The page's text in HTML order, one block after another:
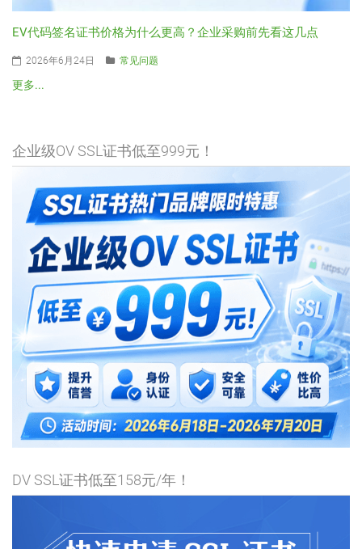
EV代码签名证书价格为什么更高？企业采购前先看这几点
2026年6月24日 常见问题
更多...
企业级OV SSL证书低至999元！
DV SSL证书低至158元/年！